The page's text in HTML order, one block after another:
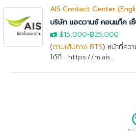
AIS Contact Center
บริษัท แอดวานซ์ คอนแท็ค เ
฿15,000-฿25,000
(ตามเส้นทาง BTS) หน้าที่คว
ได้ที่ : https://m.ais...